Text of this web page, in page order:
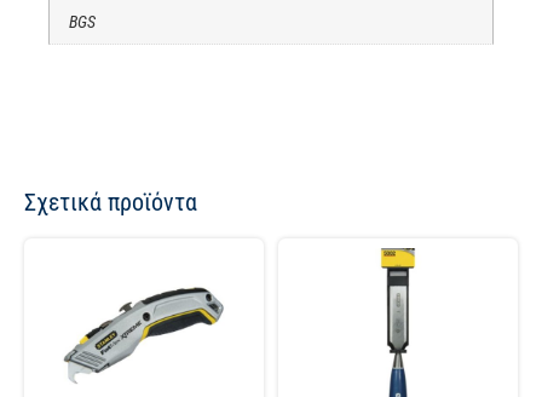
BGS
Σχετικά προϊόντα